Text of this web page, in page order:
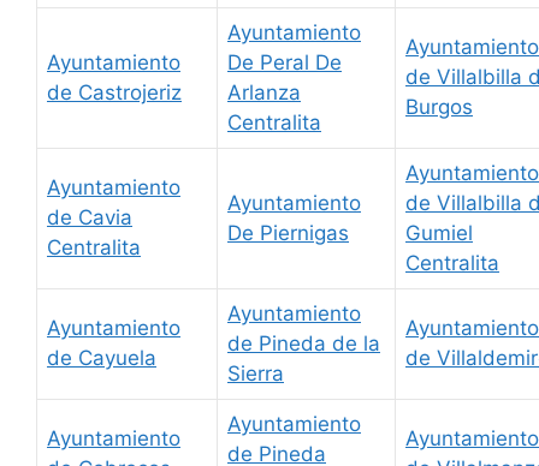
Ayuntamiento
de Castrojeriz
Ayuntamiento
De Peral De
Arlanza
Centralita
Ayuntamiento
de Villalbilla
Burgos
Ayuntamiento
de Cavia
Centralita
Ayuntamiento
De Piernigas
Ayuntamiento
de Villalbilla
Gumiel
Centralita
Ayuntamiento
de Cayuela
Ayuntamiento
de Pineda de la
Sierra
Ayuntamiento
de
Ayuntamiento
Ayuntamiento
de Pineda
Ayuntamiento